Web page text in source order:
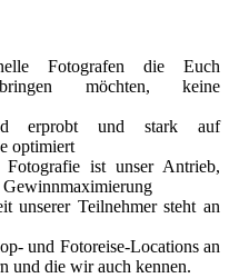
Fotografen die Euch
möchten, keine
erprobt und stark auf
optimiert
ist unser Antrieb,
unserer Teilnehmer steht an
und Fotoreise-Locations an
und die wir auch kennen.